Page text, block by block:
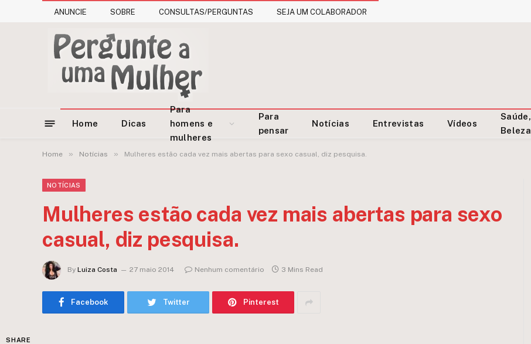
ANUNCIE SOBRE CONSULTAS/PERGUNTAS SEJA UM COLABORADOR
Home Dicas
Para
homens e
mulheres
Para
pensar
Notícias Entrevistas Vídeos
Saúde,
Beleza
Home » Notícias » Mulheres estão cada vez mais abertas para sexo casual, diz pesquisa.
NOTÍCIAS
Mulheres estão cada vez mais abertas para sexo
casual, diz pesquisa.
By Luiza Costa 27 maio 2014 Nenhum comentário 3 Mins Read
Facebook Twitter Pinterest
SHARE